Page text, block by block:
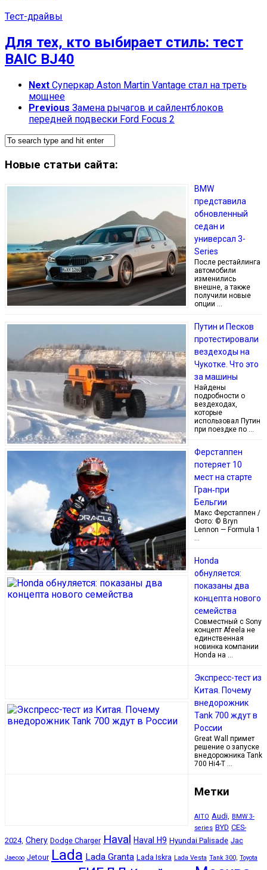
Тест-драйвы
Для тех, кто выбирает стиль: тест
BAIC BJ40
Next Суперкар Aston Martin Vantage стал на треть
мощнее
Previous Замена рычагов и сайлентблоков
передней подвески Ford Focus 2
Новые статьи сайта:
BMW
представила
обновленный
седан и
универсал 3-
Series
После рестайлинга
автомобили
изменились
внешне, а также
получили новые
опции …
Путин и Песков
протестировали
вездеходы на
Чукотке. Что это
за машины
Найдены
подробности о
вездеходах,
которые
использовал Путин
при поездке по …
Ферстаппен
потеряет 10
мест на старте
Гран‑при
Бельгии
Макс Ферстаппен /
Фото: © Bryn
Lennon — Formula 1
Honda
обнуляется:
показаны два
концепта нового
семейства
Совместный с Sony
концепт Afeela не
единственная
новинка компании
Honda на …
Экспресс-тест из
Китая. Почему
внедорожник
Tank 700 ждут в
России
Great Wall примет
решение о запуске
внедорожника Tank
700 Hi4-T …
Метки
AITO Audi, BMW 3-
series BYD CES-
2024, Chery Dodge Charger Haval Haval H9 Hyundai Palisade Jac
Jaecoo Jetour Lada Lada Granta Lada Iskra Lada Vesta Tank 300, Toyota